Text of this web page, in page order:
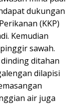
dukungan
(KKP)
Kemudian
sawah.
ditahan
dilapisi
air juga